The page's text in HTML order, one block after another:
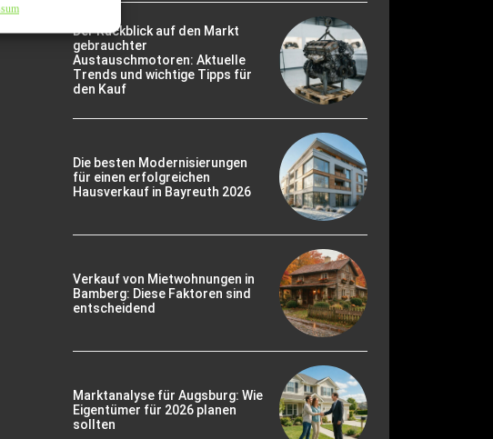
Der Rückblick auf den Markt
gebrauchter
Austauschmotoren: Aktuelle
Trends und wichtige Tipps für
den Kauf
Die besten Modernisierungen
für einen erfolgreichen
Hausverkauf in Bayreuth 2026
Verkauf von Mietwohnungen in
Bamberg: Diese Faktoren sind
entscheidend
Marktanalyse für Augsburg: Wie
Eigentümer für 2026 planen
sollten